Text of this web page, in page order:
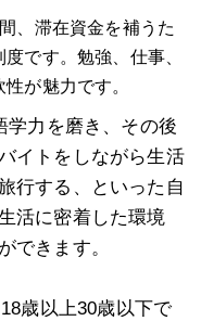
、滞在資金を補うた
です。勉強、仕事、
が魅力です。
学力を磨き、その後
イトをしながら生活
行する、といった自
活に密着した環境
できます。
歳以上30歳以下で